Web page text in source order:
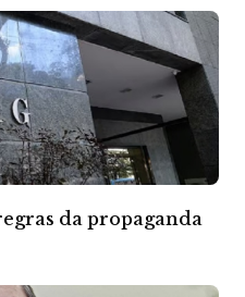
da propaganda